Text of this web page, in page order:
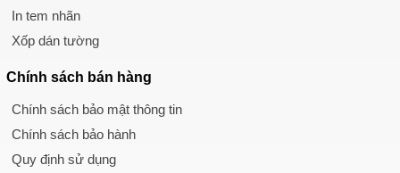
In tem nhãn
Xốp dán tường
Chính sách bán hàng
Chính sách bảo mật thông tin
Chính sách bảo hành
Quy định sử dụng